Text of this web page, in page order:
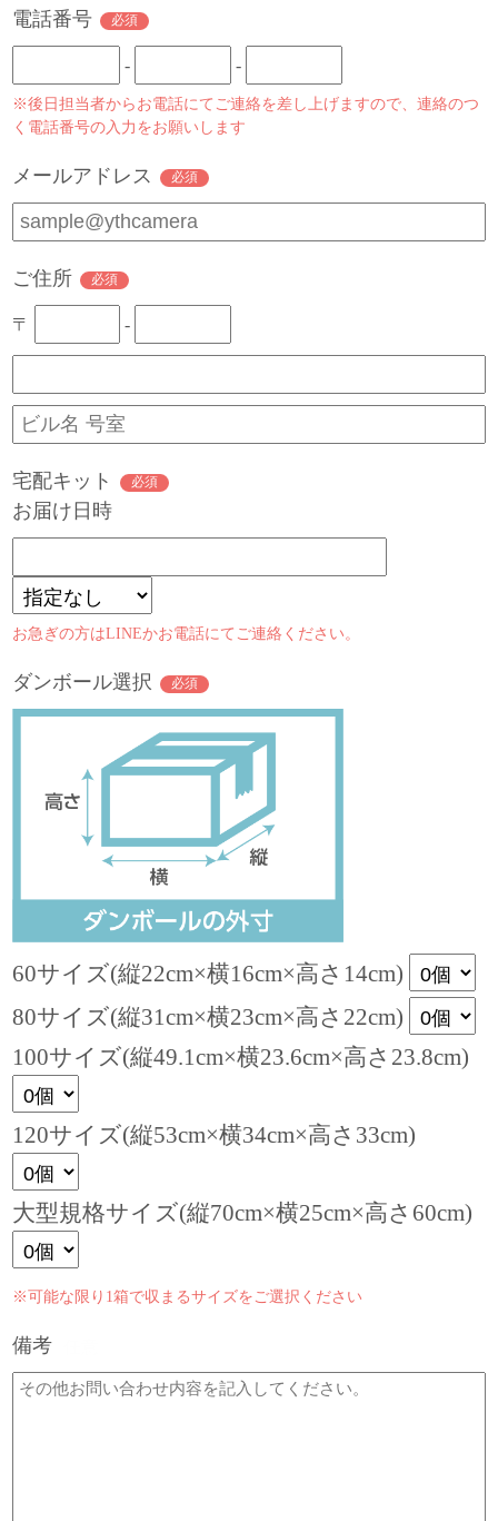
電話番号 必須
- -
※後日担当者からお電話にてご連絡を差し上げますので、連絡のつ
く電話番号の入力をお願いします
メールアドレス 必須
ご住所 必須
〒 -
宅配キット
お届け日時
必須
お急ぎの方はLINEかお電話にてご連絡ください。
ダンボール選択 必須
60サイズ(縦22cm×横16cm×高さ14cm)
80サイズ(縦31cm×横23cm×高さ22cm)
100サイズ(縦49.1cm×横23.6cm×高さ23.8cm)
120サイズ(縦53cm×横34cm×高さ33cm)
大型規格サイズ(縦70cm×横25cm×高さ60cm)
※可能な限り1箱で収まるサイズをご選択ください
備考